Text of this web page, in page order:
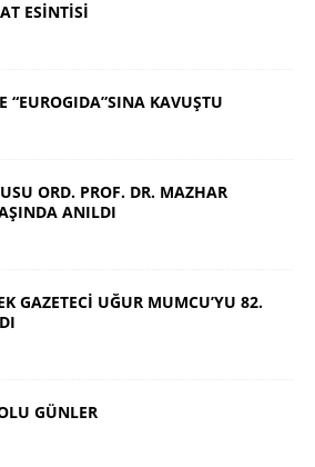
ESİNTİSİ
“EUROGIDA”SINA KAVUŞTU
ORD. PROF. DR. MAZHAR
ANILDI
GAZETECİ UĞUR MUMCU’YU 82.
GÜNLER